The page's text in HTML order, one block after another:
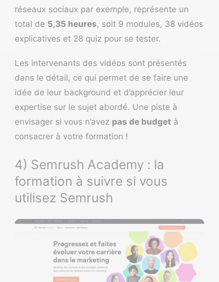
réseaux sociaux par exemple, représente un
total de 5,35 heures, soit 9 modules, 38 vidéos
explicatives et 28 quiz pour se tester.
Les intervenants des vidéos sont présentés
dans le détail, ce qui permet de se faire une
idée de leur background et d’apprécier leur
expertise sur le sujet abordé. Une piste à
envisager si vous n’avez pas de budget à
consacrer à votre formation !
4) Semrush Academy : la
formation à suivre si vous
utilisez Semrush